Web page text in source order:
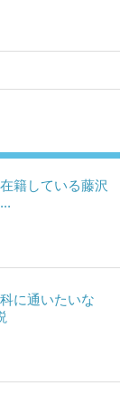
籍している藤沢
に通いたいな